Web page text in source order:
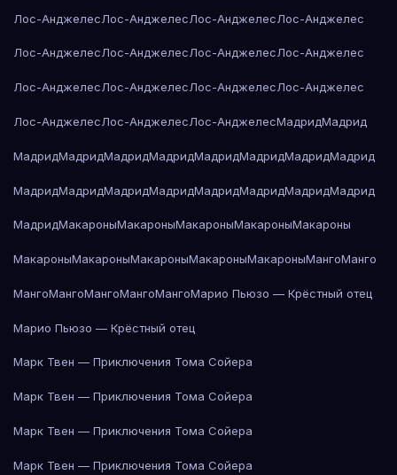
Лос-АнджелесЛос-АнджелесЛос-АнджелесЛос-Анджелес
Лос-АнджелесЛос-АнджелесЛос-АнджелесЛос-Анджелес
Лос-АнджелесЛос-АнджелесЛос-АнджелесЛос-Анджелес
Лос-АнджелесЛос-АнджелесЛос-АнджелесМадридМадрид
МадридМадридМадридМадридМадридМадридМадридМадрид
МадридМадридМадридМадридМадридМадридМадридМадрид
МадридМакароныМакароныМакароныМакароныМакароны
МакароныМакароныМакароныМакароныМакароныМангоМанго
МангоМангоМангоМангоМангоМарио Пьюзо — Крёстный отец
Марио Пьюзо — Крёстный отец
Марк Твен — Приключения Тома Сойера
Марк Твен — Приключения Тома Сойера
Марк Твен — Приключения Тома Сойера
Марк Твен — Приключения Тома Сойера